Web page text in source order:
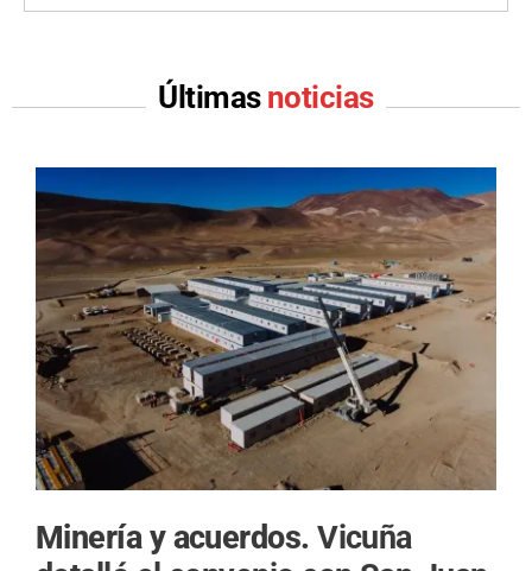
Últimas noticias
Minería y acuerdos.Vicuña